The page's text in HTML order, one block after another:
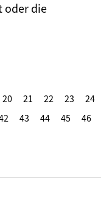
oder die
20 21 22 23
24
43 44 45
46